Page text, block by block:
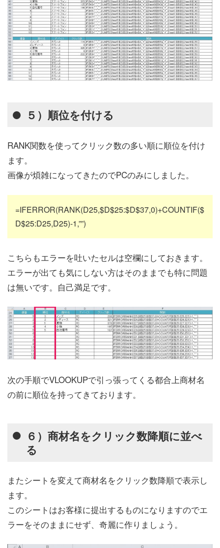
５）順位を付ける
RANK関数を使ってクリック数の多い順に順位を付け
ます。
画像が煩雑になってきたのでPCのみにしました。
=IFERROR(RANK(D25,$D$25:$D$37,0)+COUNTIF($
D$25:D25,D25)-1,””)
こちらもエラーを吐いたセルは空欄にしておきます。
エラーが出ても気にしない方はそのままでも特に問題
は無いです。自己満足です。
次の手順でVLOOKUPで引っ張ってくる都合上商材名
の前に順位を持ってきております。
６）商材名をクリック数降順に並べ
る
またシートを変えて商材名をクリック数降順で表示し
ます。
このシートはお客様に提出するものになりますのでエ
ラーをそのままにせず、奇麗に作りましょう。